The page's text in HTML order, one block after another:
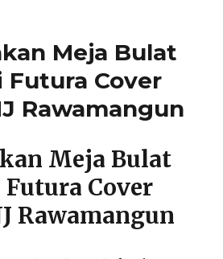
Meja Bulat
Futura Cover
Rawamangun
Meja Bulat
Cover
Rawamangun